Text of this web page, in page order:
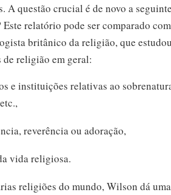
A questão crucial é de novo a
relatório pode ser comparado
britânico da religião, que estudou
religião em geral:
e instituições relativas ao
reverência ou adoração,
vida religiosa.
religiões do mundo, Wilson dá